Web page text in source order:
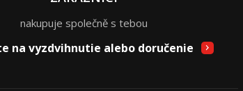
nakupuje společně s tebou
na vyzdvihnutie alebo doručenie